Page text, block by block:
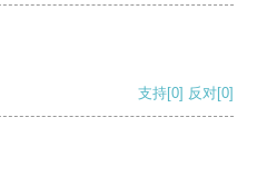
支持[0] 反对[0]